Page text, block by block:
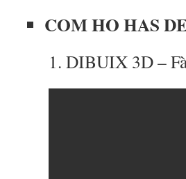
COM HO HAS
1. DIBUIX 3D –